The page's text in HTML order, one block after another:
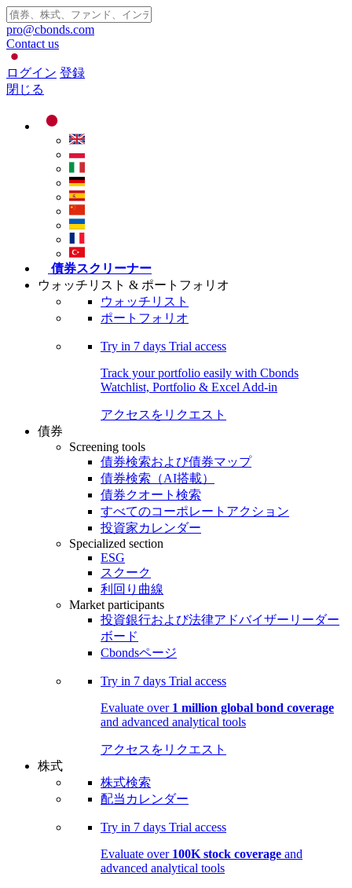
pro@cbonds.com
Contact us
ログイン 登録
閉じる
債券スクリーナー
ウォッチリスト & ポートフォリオ
ウォッチリスト
ポートフォリオ
Try in 7 days Trial access
Track your portfolio easily with Cbonds
Watchlist, Portfolio & Excel Add-in
アクセスをリクエスト
債券
Screening tools
債券検索および債券マップ
債券検索（AI搭載）
債券クオート検索
すべてのコーポレートアクション
投資家カレンダー
Specialized section
ESG
スクーク
利回り曲線
Market participants
投資銀行および法律アドバイザーリーダー
ボード
Cbondsページ
Try in 7 days Trial access
Evaluate over 1 million global bond coverage
and advanced analytical tools
アクセスをリクエスト
株式
株式検索
配当カレンダー
Try in 7 days Trial access
Evaluate over 100K stock coverage and
advanced analytical tools